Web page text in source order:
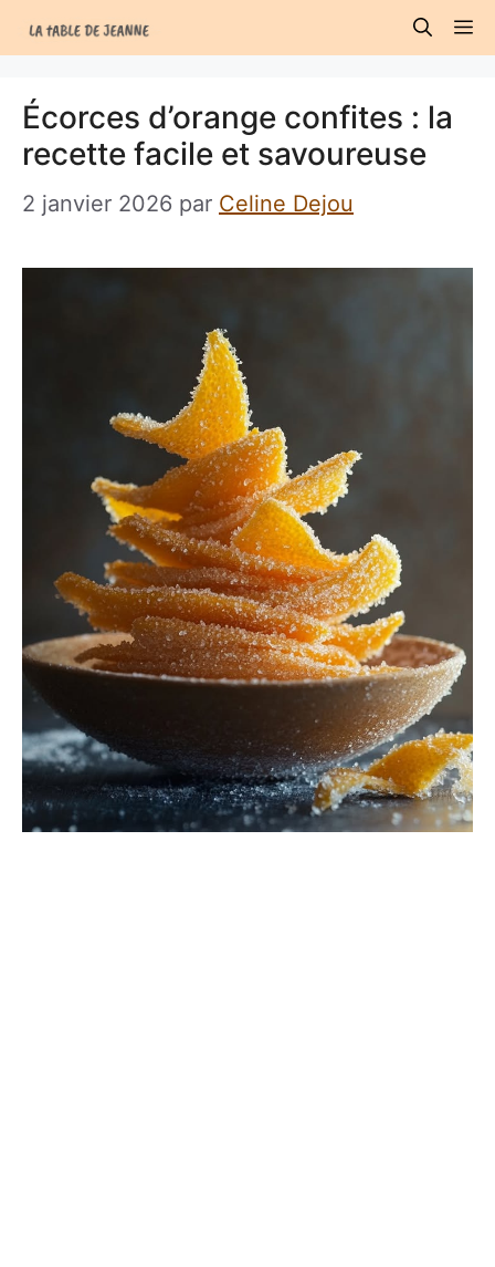
au
Écorces d’orange confites : la
recette facile et savoureuse
2 janvier 2026 par Celine Dejou